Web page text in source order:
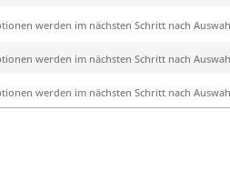
werden im nächsten Schritt nach
werden im nächsten Schritt nach
werden im nächsten Schritt nach